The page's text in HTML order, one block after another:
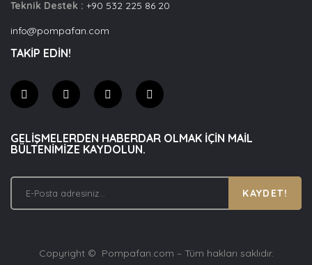
Teknik Destek : +90 532 225 86 20
info@pompafan.com
TAKİP EDİN!
GELIŞMELERDEN HABERDAR OLMAK IÇIN MAIL
BÜLTENIMIZE KAYDOLUN.
KAYDET!
Copyright © Pompafan.com – Tüm hakları saklıdır.